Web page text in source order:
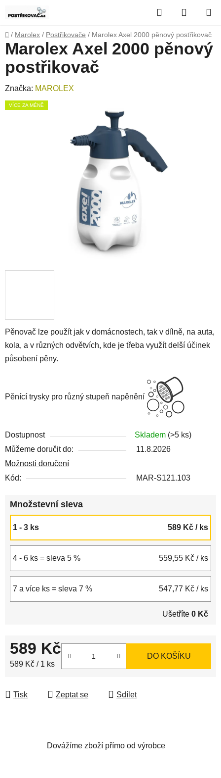
na
obsah
Hledat
KOŠÍK
Domů
/ Marolex / Postřikovače / Marolex Axel 2000 pěnový postřikovač
Pěnovač lze použít jak v domácnostech, tak v dílně, na auta,
kola, a v různých odvětvích, kde je třeba využít delší účinek
působení pěny.
Pěnící trysky pro různý stupeň napěnění
Dostupnost Skladem (>5 ks)
Můžeme doručit do:
11.8.2026
Možnosti doručení
Kód:
MAR-S121.103
Množstevní sleva
1 - 3 ks 589 Kč / ks
4 - 6 ks = sleva 5 % 559,55 Kč / ks
7 a více ks = sleva 7 % 547,77 Kč / ks
Ušetříte 0 Kč
589 Kč
Měrná cena:
589 Kč / 1 ks
DO KOŠÍKU
Tisk Zeptat se Sdílet
Marolex Axel 2000 pěnový
postřikovač
Značka: MAROLEX
VÍCE ZA MÉNĚ
Dovážíme zboží přímo od výrobce